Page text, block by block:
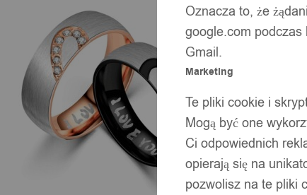
Oznacza to, że
google.com podczas
Gmail.
Marketing
Te pliki cookie i
Mogą być one
Ci odpowiednich
opierają się na
pozwolisz na te pliki